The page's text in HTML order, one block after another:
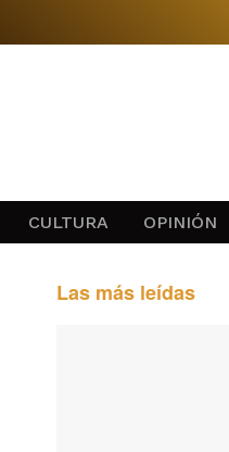
CULTURA OPINIÓN
Las más leídas